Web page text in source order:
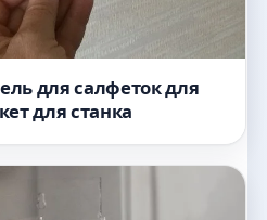
для салфеток для
для станка